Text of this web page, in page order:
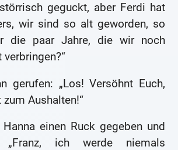
geguckt, aber Ferdi hat
wir sind so alt geworden, so
die paar Jahre, die wir noch
verbringen?“
gerufen: „Los! Versöhnt Euch,
Aushalten!“
einen Ruck gegeben und
ich werde niemals